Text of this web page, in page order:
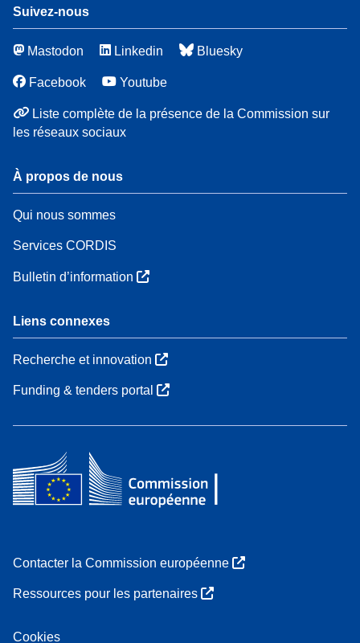
Suivez-nous
Mastodon Linkedin Bluesky
Facebook Youtube
Liste complète de la présence de la Commission sur
les réseaux sociaux
À propos de nous
Qui nous sommes
Services CORDIS
Bulletin d’information
Liens connexes
Recherche et innovation
Funding & tenders portal
Contacter la Commission européenne
Ressources pour les partenaires
Cookies